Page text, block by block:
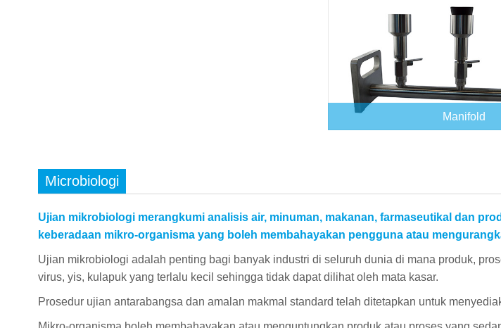
Manifold
Microbiologi
Ujian mikrobiologi merangkumi analisis air, minuman, makanan, farmaseutikal dan
keberadaan mikro-organisma yang boleh membahayakan pengguna atau
Ujian mikrobiologi adalah penting bagi banyak industri di seluruh dunia di mana produk,
virus, yis, kulapuk yang terlalu kecil sehingga tidak dapat dilihat oleh mata kasar.
Prosedur ujian antarabangsa dan amalan makmal standard telah ditetapkan untuk